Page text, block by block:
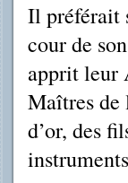
Il préférait
cour de
apprit leur
Maîtres de
d’or, des